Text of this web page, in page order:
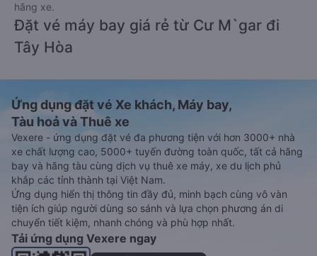
hãng xe.
Đặt vé máy bay giá rẻ từ Cư M`gar đi
Tây Hòa
Ứng dụng đặt vé Xe khách, Máy bay,
Tàu hoả và Thuê xe
Vexere - ứng dụng đặt vé đa phương tiện với hơn 3000+ nhà
xe chất lượng cao, 5000+ tuyến đường toàn quốc, tất cả hãng
bay và hãng tàu cùng dịch vụ thuê xe máy, xe du lịch phủ
khắp các tỉnh thành tại Việt Nam.
Ứng dụng hiển thị thông tin đầy đủ, minh bạch cùng vô vàn
tiện ích giúp người dùng so sánh và lựa chọn phương án di
chuyển tiết kiệm, nhanh chóng và phù hợp nhất.
Tải ứng dụng Vexere ngay